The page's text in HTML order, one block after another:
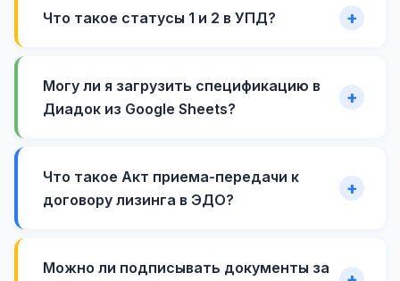
Что такое статусы 1 и 2 в УПД?
Могу ли я загрузить спецификацию в
Диадок из Google Sheets?
Что такое Акт приема-передачи к
договору лизинга в ЭДО?
Можно ли подписывать документы за